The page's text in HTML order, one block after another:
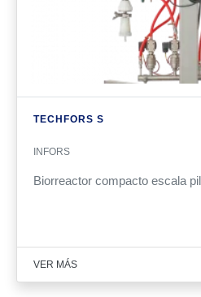
TECHFORS S
INFORS
Biorreactor compacto escala
VER MÁS